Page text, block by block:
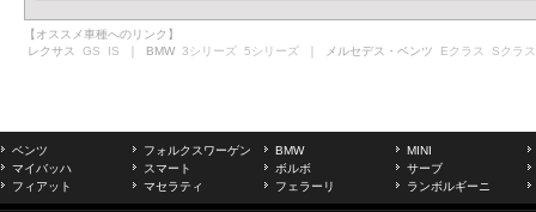
【オススメ車種へのリンク】
レクサス GS IS ｜ BMW 3シリーズ 5シリーズ ｜ メルセデス・ベンツ Eクラス Sクラス
ベンツ フォルクスワーゲン BMW
MINI
マイバッハ
スマート ボルボ
サーブ
フィアット
マセラティ フェラーリ ランボルギーニ